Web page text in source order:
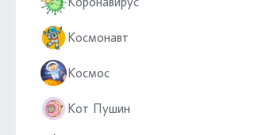
Космонавт
Космос
Кот Пушин